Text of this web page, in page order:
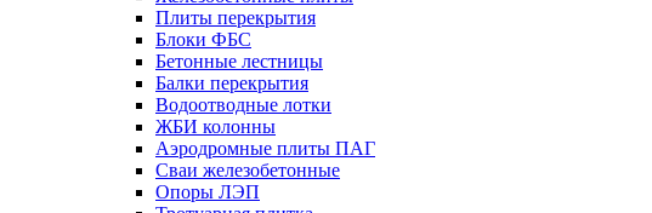
Плиты перекрытия
Блоки ФБС
Бетонные лестницы
Балки перекрытия
Водоотводные лотки
ЖБИ колонны
Аэродромные плиты ПАГ
Сваи железобетонные
Опоры ЛЭП